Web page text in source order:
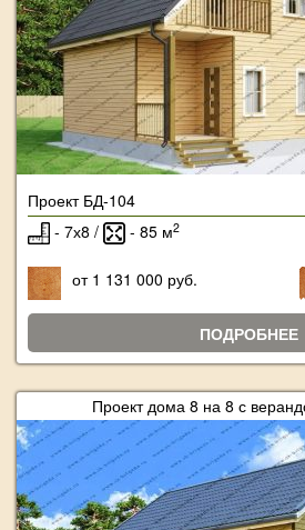
Проект БД-104
- 7х8 /
- 85 м2
от 1 131 000 руб.
ПОДРОБНЕЕ
Проект дома 8 на 8 с